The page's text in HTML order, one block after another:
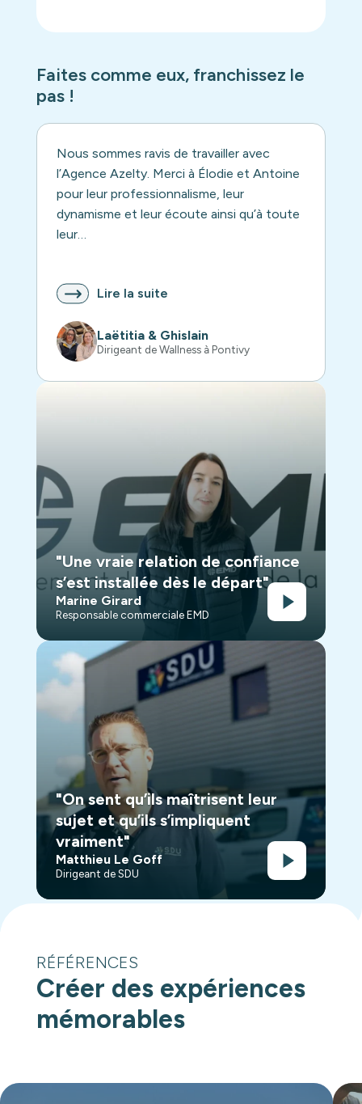
Faites comme eux, franchissez le
pas !
Nous sommes ravis de travailler avec
l’Agence Azelty. Merci à Élodie et Antoine
pour leur professionnalisme, leur
dynamisme et leur écoute ainsi qu’à toute
leur…
Lire la suite
Laëtitia & Ghislain
Dirigeant de Wallness à Pontivy
"Une vraie relation de confiance
s’est installée dès le départ"
Marine Girard
Responsable commerciale EMD
"On sent qu’ils maîtrisent leur
sujet et qu’ils s’impliquent
vraiment"
Matthieu Le Goff
Dirigeant de SDU
RÉFÉRENCES
Créer des expériences
mémorables